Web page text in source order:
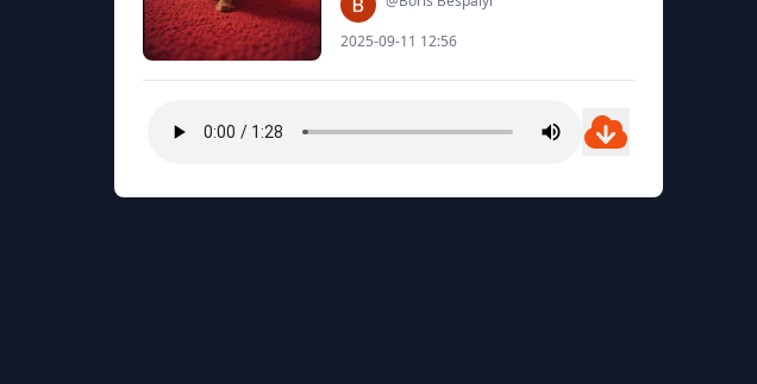
2025-09-11 12:56